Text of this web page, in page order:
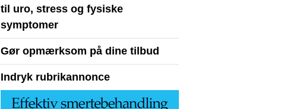
til uro, stress og fysiske
symptomer
Gør opmærksom på dine tilbud
Indryk rubrikannonce